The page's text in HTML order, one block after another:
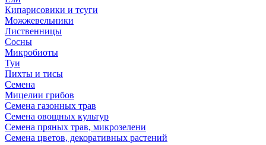
Кипарисовики и тсуги
Можжевельники
Лиственницы
Сосны
Микробиоты
Туи
Пихты и тисы
Семена
Мицелии грибов
Семена газонных трав
Семена овощных культур
Семена пряных трав, микрозелени
Семена цветов, декоративных растений